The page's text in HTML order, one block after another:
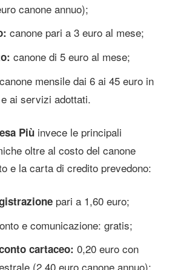
canone annuo);
canone pari a 3 euro al mese;
canone di 5 euro al mese;
canone mensile dai 6 ai 45 euro in
ai servizi adottati.
Più invece le principali
oltre al costo del canone
e la carta di credito prevedono:
pari a 1,60 euro;
e comunicazione: gratis;
cartaceo: 0,20 euro con
(2,40 euro canone annuo);